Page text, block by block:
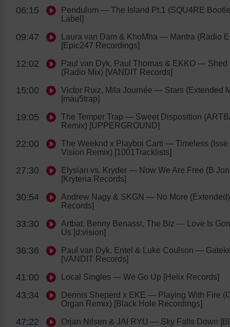
06:15 Pendulum — The Island Pt.1 (SQU4RE
Label]
09:47 Laura van Dam & KhoMha — Mantra (Radio
[Epic247 Recordings]
12:02 Paul van Dyk, Paul Thomas & EKKO — Shed
(Radio Mix) [VANDIT Records]
15:00 Victor Ruiz, Mila Journée — Stars (Extended
[mau5trap]
19:05 The Temper Trap — Sweet Disposition
Remix) [UPPERGROUND]
22:00 The Weeknd x Playboi Carti — Timeless (Isse
Vision Remix) [1001Tracklists]
27:30 Elysian vs. Kryder — Now We Are Free (B
[Kryteria Records]
30:54 Andrew Nagy & SKGN — No More
Records]
33:30 Artbat, Benny Benassi, The Biz — Love Is
Us [d:vision]
36:36 Paul van Dyk, Entel & Luke Coulson —
[VANDIT Records]
41:00 Local Singles — We Go Up [Helix Records]
43:34 Dennis Sheperd x EKE — Playing With Fire
Organ Remix) [Black Hole Recordings]
47:22 Orjan Nilsen & JAI RYU — Sky Falls Down